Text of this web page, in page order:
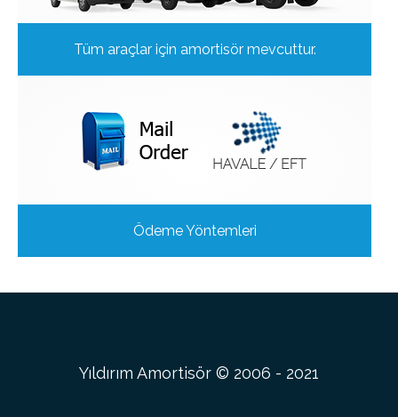
Tüm araçlar için amortisör mevcuttur.
Ödeme Yöntemleri
Yıldırım Amortisör © 2006 - 2021